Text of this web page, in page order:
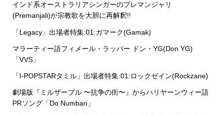
インド系オーストラリアシンガーのプレマンジャリ
(Premanjali)が宗教歌を大胆に再解釈!!
「Legacy」出場者特集:01:ガマーク(Gamak)
マラーティー語フィメール・ラッパー ドン・YG(Don YG)
「VVS」
「I-POPSTARタミル」出場者特集:01:ロックゼイン(Rockzane)
劇場版『ミルザープル 〜抗争の街〜』からハリヤーンウィー語
PRソング「Do Numbari」